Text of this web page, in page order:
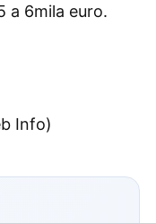
a 6mila euro.
Info)